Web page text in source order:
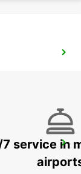
service in